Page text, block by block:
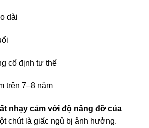
dài
cố định tư thế
trên 7–8 năm
nhạy cảm với độ nâng đỡ của
chút là giấc ngủ bị ảnh hưởng.